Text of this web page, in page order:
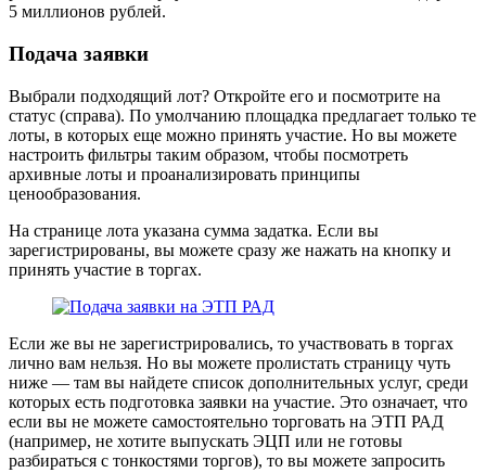
5 миллионов рублей.
Подача заявки
Выбрали подходящий лот? Откройте его и посмотрите на
статус (справа). По умолчанию площадка предлагает только те
лоты, в которых еще можно принять участие. Но вы можете
настроить фильтры таким образом, чтобы посмотреть
архивные лоты и проанализировать принципы
ценообразования.
На странице лота указана сумма задатка. Если вы
зарегистрированы, вы можете сразу же нажать на кнопку и
принять участие в торгах.
Если же вы не зарегистрировались, то участвовать в торгах
лично вам нельзя. Но вы можете пролистать страницу чуть
ниже — там вы найдете список дополнительных услуг, среди
которых есть подготовка заявки на участие. Это означает, что
если вы не можете самостоятельно торговать на ЭТП РАД
(например, не хотите выпускать ЭЦП или не готовы
разбираться с тонкостями торгов), то вы можете запросить